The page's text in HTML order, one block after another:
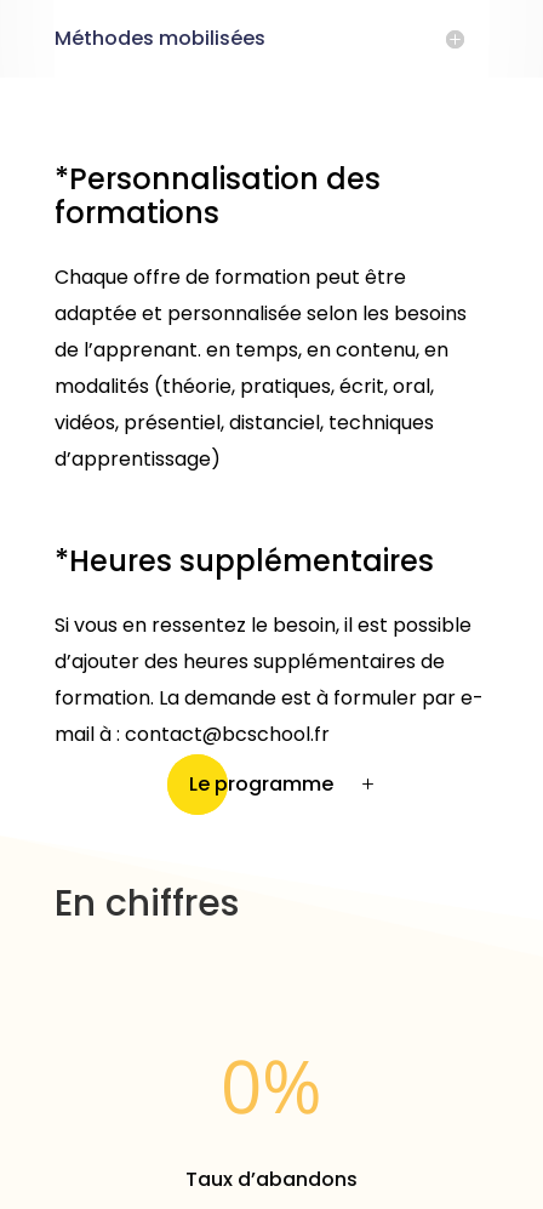
Méthodes mobilisées
*Personnalisation des
formations
Chaque offre de formation peut être
adaptée et personnalisée selon les besoins
de l’apprenant. en temps, en contenu, en
modalités (théorie, pratiques, écrit, oral,
vidéos, présentiel, distanciel, techniques
d’apprentissage)
*Heures supplémentaires
Si vous en ressentez le besoin, il est possible
d’ajouter des heures supplémentaires de
formation. Lademande est à formuler par e-
mail à : contact@bcschool.fr
Le programme
En chiffres
0%
Taux d’abandons